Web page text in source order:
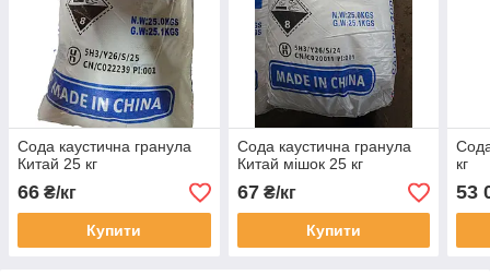
Сода каустична гранула
Китай 25 кг
66 ₴/кг
Купити
Сода каустична гранула
Китай мішок 25 кг
67₴/кг
Купити
кг
53